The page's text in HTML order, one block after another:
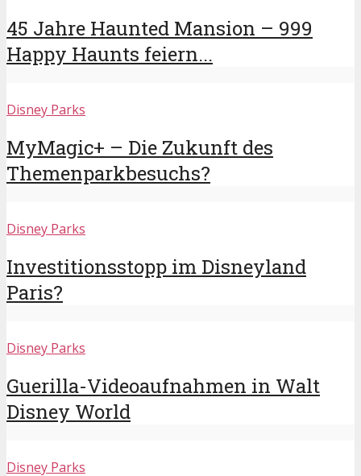
45 Jahre Haunted Mansion – 999
Happy Haunts feiern...
Disney Parks
MyMagic+ – Die Zukunft des
Themenparkbesuchs?
Disney Parks
Investitionsstopp im Disneyland
Paris?
Disney Parks
Guerilla-Videoaufnahmen in Walt
Disney World
Disney Parks